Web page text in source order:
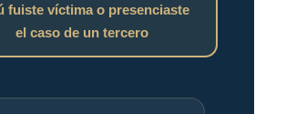
fuiste víctima o presenciaste
el caso de un tercero